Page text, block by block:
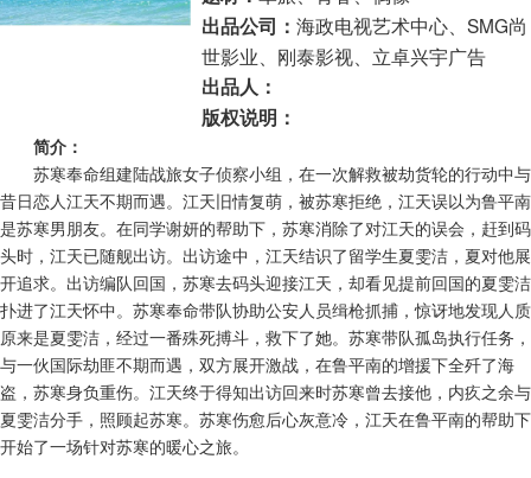
出品公司： 海政电视艺术中心、SMG尚
世影业、刚泰影视、立卓兴宇广告
出品人：
版权说明：
简介：
苏寒奉命组建陆战旅女子侦察小组，在一次解救被劫货轮的行动中与
昔日恋人江天不期而遇。江天旧情复萌，被苏寒拒绝，江天误以为鲁平南
是苏寒男朋友。在同学谢妍的帮助下，苏寒消除了对江天的误会，赶到码
头时，江天已随舰出访。出访途中，江天结识了留学生夏雯洁，夏对他展
开追求。出访编队回国，苏寒去码头迎接江天，却看见提前回国的夏雯洁
扑进了江天怀中。苏寒奉命带队协助公安人员缉枪抓捕，惊讶地发现人质
原来是夏雯洁，经过一番殊死搏斗，救下了她。苏寒带队孤岛执行任务，
与一伙国际劫匪不期而遇，双方展开激战，在鲁平南的增援下全歼了海
盗，苏寒身负重伤。江天终于得知出访回来时苏寒曾去接他，内疚之余与
夏雯洁分手，照顾起苏寒。苏寒伤愈后心灰意冷，江天在鲁平南的帮助下
开始了一场针对苏寒的暖心之旅。